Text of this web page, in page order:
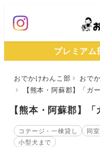
ン
プレミアム
おでかけわんこ部 おで
【熊本・阿蘇郡】「ガ
【熊本・阿蘇郡】
コテージ・一棟貸し 同
小型犬まで